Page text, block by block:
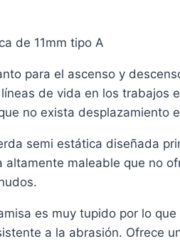
de 11mm tipo A
para el ascenso y
de vida en los trabajos
no exista desplazamiento
semi estática diseñada
altamente maleable que no
es muy tupido por lo
a la abrasión. Ofrece